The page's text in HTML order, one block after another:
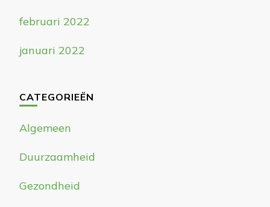
februari 2022
januari 2022
CATEGORIEËN
Algemeen
Duurzaamheid
Gezondheid